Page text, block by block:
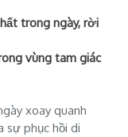
trong ngày, rời
vùng tam giác
xoay quanh
sự phục hồi di